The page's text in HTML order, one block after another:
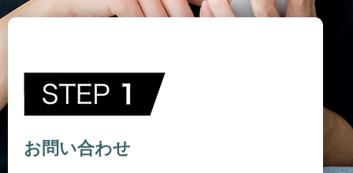
お問い合わせ